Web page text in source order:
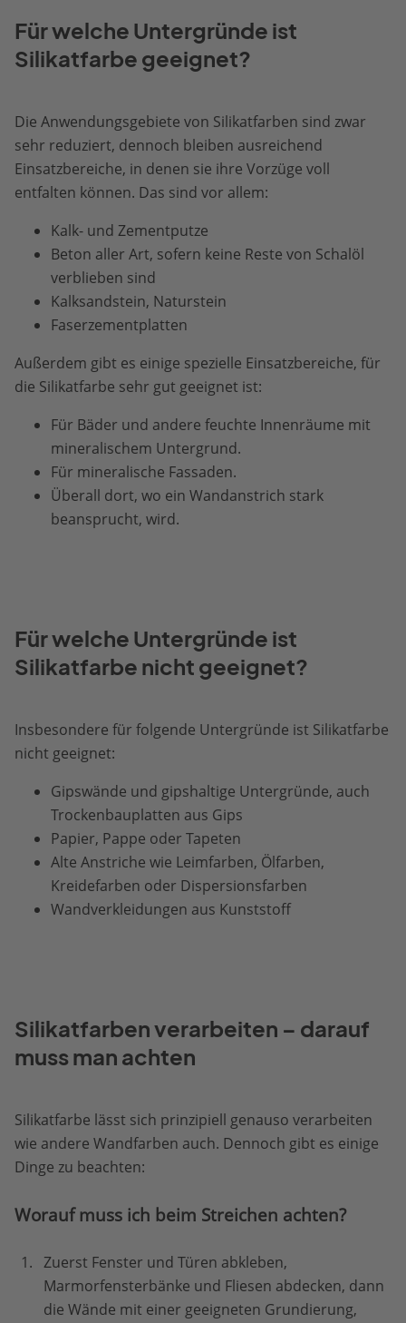
Für welche Untergründe ist
Silikatfarbe geeignet?
Die Anwendungsgebiete von Silikatfarben sind zwar
sehr reduziert, dennoch bleiben ausreichend
Einsatzbereiche, in denen sie ihre Vorzüge voll
entfalten können. Das sind vor allem:
Kalk- und Zementputze
Beton aller Art, sofern keine Reste von Schalöl
verblieben sind
Kalksandstein, Naturstein
Faserzementplatten
Außerdem gibt es einige spezielle Einsatzbereiche, für
die Silikatfarbe sehr gut geeignet ist:
Für Bäder und andere feuchte Innenräume mit
mineralischem Untergrund.
Für mineralische Fassaden.
Überall dort, wo ein Wandanstrich stark
beansprucht, wird.
Für welche Untergründe ist
Silikatfarbe nicht geeignet?
Insbesondere für folgende Untergründe ist Silikatfarbe
nicht geeignet:
Gipswände und gipshaltige Untergründe, auch
Trockenbauplatten aus Gips
Papier, Pappe oder Tapeten
Alte Anstriche wie Leimfarben, Ölfarben,
Kreidefarben oder Dispersionsfarben
Wandverkleidungen aus Kunststoff
Silikatfarben verarbeiten – darauf
muss man achten
Silikatfarbe lässt sich prinzipiell genauso verarbeiten
wie andere Wandfarben auch. Dennoch gibt es einige
Dinge zu beachten:
Worauf muss ich beim Streichen achten?
Zuerst Fenster und Türen abkleben,
Marmorfensterbänke und Fliesen abdecken, dann
die Wände mit einer geeigneten Grundierung,